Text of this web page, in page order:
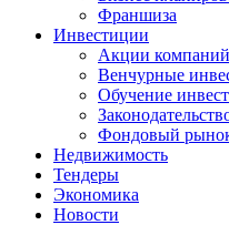
Франшиза
Инвестиции
Акции компаний
Венчурные
Обучение
Фондовый
Недвижимость
Тендеры
Экономика
Новости